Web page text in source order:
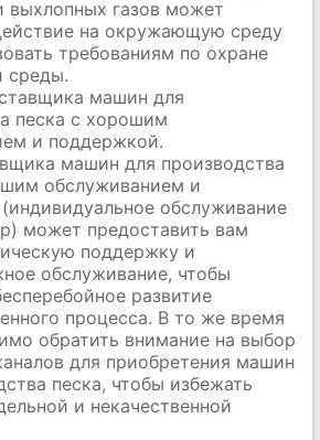
выхлопных газов может
на окружающую среду
требованиям по охране
среды.
машин для
песка с хорошим
и поддержкой.
машин для производства
обслуживанием и
обслуживание
может предоставить вам
поддержку и
обслуживание, чтобы
развитие
процесса. В то же время
обратить внимание на выбор
для приобретения машин
песка, чтобы избежать
и некачественной